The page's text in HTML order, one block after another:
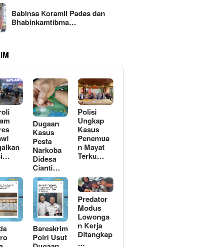
Babinsa Koramil Padas dan
Bhabinkamtibma…
Dugaan
Kasus
Pesta
Narkoba
Didesa
Cianti…
Polisi
Ungkap
Kasus
Penemua
n Mayat
Terku…
Bareskrim
Polri Usut
Predator
Modus
Lowonga
n Kerja
Ditangkap
…